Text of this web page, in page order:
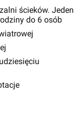
ścieków. Jeden
do 6 osób